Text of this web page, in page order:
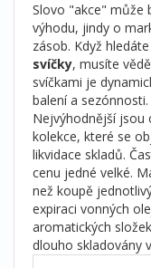
Slovo "akce" může
výhodu, jindy o
zásob. Když hledáte
svíčky, musíte
svíčkami je
balení a sezónnosti.
Nejvýhodnější jsou
kolekce, které se
likvidace skladů.
cenu jedné velké.
než koupě
expiraci vonných
aromatických
dlouho skladovány